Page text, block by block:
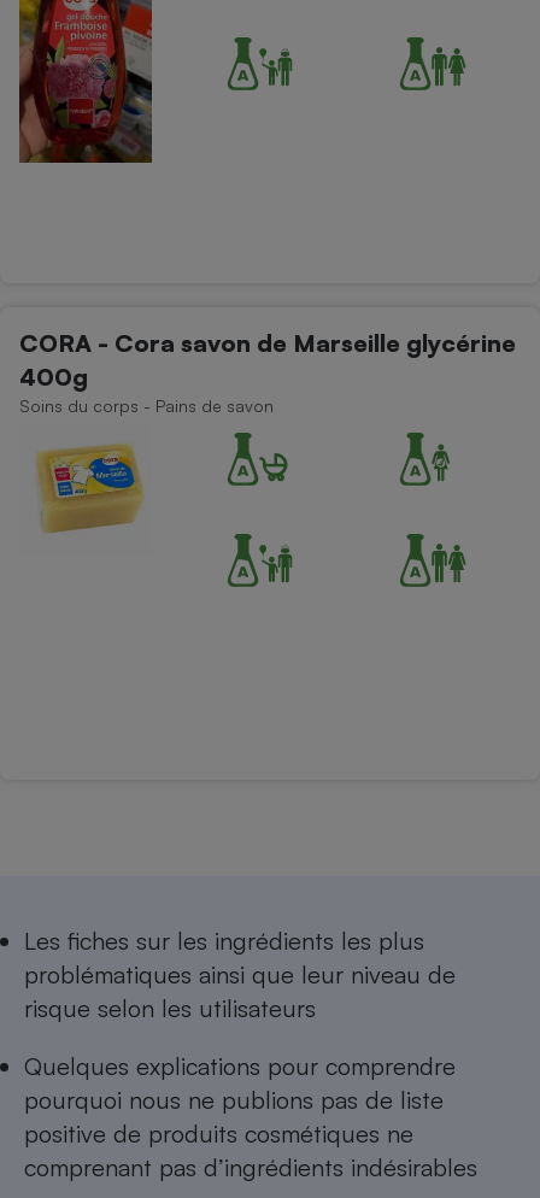
CORA - Cora savon de Marseille glycérine
400g
Soins du corps - Pains de savon
Les fiches sur les ingrédients les plus
problématiques ainsi que leur niveau de
risque selon les utilisateurs
Quelques explications pour comprendre
pourquoi nous ne publions pas de liste
positive de produits cosmétiques ne
comprenant pas d’ingrédients indésirables